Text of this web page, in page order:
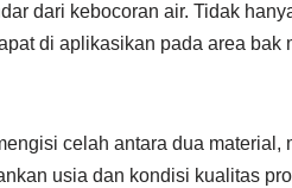
dari kebocoran air. Tidak
di aplikasikan pada area bak
celah antara dua material,
usia dan kondisi kualitas